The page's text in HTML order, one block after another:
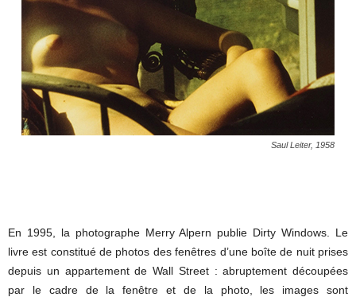
Saul Leiter, 1958
En 1995, la photographe Merry Alpern publie Dirty Windows. Le
livre est constitué de photos des fenêtres d’une boîte de nuit prises
depuis un appartement de Wall Street : abruptement découpées
par le cadre de la fenêtre et de la photo, les images sont